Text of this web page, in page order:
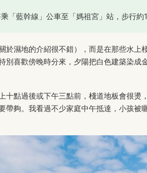
「藍幹線」公車至「媽祖宮」站，步行約
於濕地的介紹很不錯），而是在那些水上
別喜歡傍晚時分來，夕陽把白色建築染成
十點過後或下午三點前，棧道地板會很燙
帶夠。我看過不少家庭中午抵達，小孩被